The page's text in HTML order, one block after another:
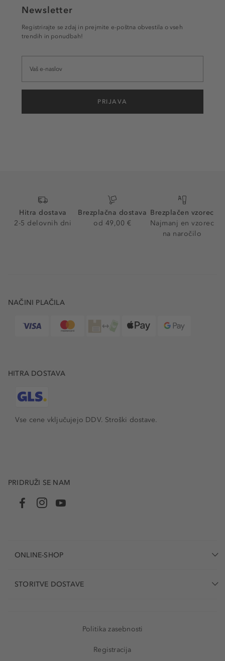
Newsletter
Registrirajte se zdaj in prejmite e-poštna obvestila o vseh
trendih in ponudbah!
PRIJAVA
Hitra dostava
2-5 delovnih dni
Brezplačna dostava
od 49,00 €
Brezplačen vzorec
Najmanj en vzorec
na naročilo
NAČINI PLAČILA
HITRA DOSTAVA
Vse cene vključujejo DDV. Stroški dostave.
PRIDRUŽI SE NAM
ONLINE-SHOP
STORITVE DOSTAVE
Politika zasebnosti
Registracija